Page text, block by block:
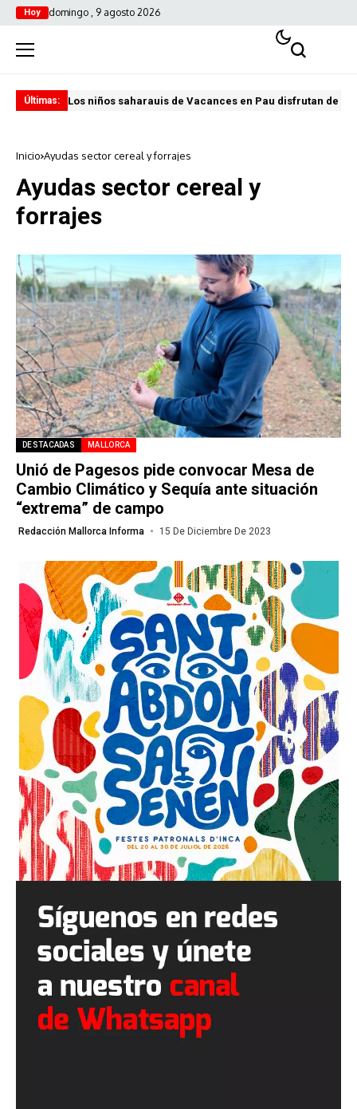
Hoy domingo , 9 agosto 2026
Últimas: Los niños saharauis de Vacances en Pau disfrutan de
Inicio Ayudas sector cereal y forrajes
Ayudas sector cereal y
forrajes
DESTACADAS MALLORCA
Unió de Pagesos pide convocar Mesa de
Cambio Climático y Sequía ante situación
“extrema” de campo
Redacción Mallorca Informa 15 De Diciembre De 2023